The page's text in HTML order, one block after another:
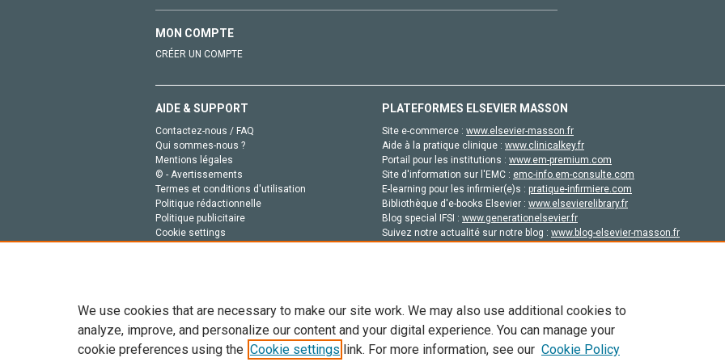
MON COMPTE
CRÉER UN COMPTE
AIDE & SUPPORT
Contactez-nous / FAQ
Qui sommes-nous ?
Mentions légales
© - Avertissements
Termes et conditions d'utilisation
Politique rédactionnelle
Politique publicitaire
Cookie settings
PLATEFORMES ELSEVIER MASSON
Site e-commerce : www.elsevier-masson.fr
Aide à la pratique clinique : www.clinicalkey.fr
Portail pour les institutions : www.em-premium.com
Site d'information sur l'EMC : emc-info.em-consulte.com
E-learning pour les infirmier(e)s : pratique-infirmiere.com
Bibliothèque d'e-books Elsevier : www.elsevierelibrary.fr
Blog special IFSI : www.generationelsevier.fr
Suivez notre actualité sur notre blog : www.blog-elsevier-masson.fr
Tout le contenu de ce site: Copyright © 2026 Elsevier, ses concédants de licence et ses contributeurs. Tout les droits sont réservés,
We use cookies that are necessary to make our site work. We may also use additional cookies to
analyze, improve, and personalize our content and your digital experience. You can manage your
cookie preferences using the Cookie settings link. For more information, see our Cookie Policy